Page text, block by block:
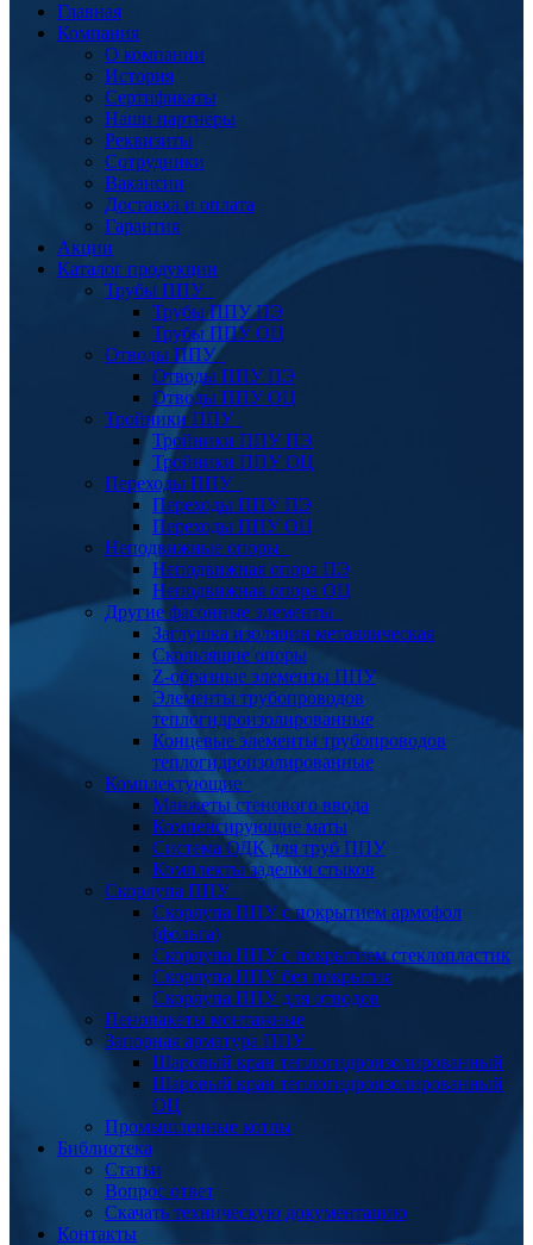
Главная
Компания
О компании
История
Сертификаты
Наши партнеры
Реквизиты
Сотрудники
Вакансии
Доставка и оплата
Гарантия
Акции
Каталог продукции
Трубы ППУ
Трубы ППУ ПЭ
Трубы ППУ ОЦ
Отводы ППУ
Отводы ППУ ПЭ
Отводы ППУ ОЦ
Тройники ППУ
Тройники ППУ ПЭ
Тройники ППУ ОЦ
Переходы ППУ
Переходы ППУ ПЭ
Переходы ППУ ОЦ
Неподвижные опоры
Неподвижная опора ПЭ
Неподвижная опора ОЦ
Другие фасонные элементы
Заглушка изоляции металлическая
Скользящие опоры
Z-образные элементы ППУ
Элементы трубопроводов
теплогидроизолированные
Концевые элементы трубопроводов
теплогидроизолированные
Комплектующие
Манжеты стенового ввода
Компенсирующие маты
Система ОДК для труб ППУ
Комплекты заделки стыков
Скорлупа ППУ
Скорлупа ППУ с покрытием армофол
(фольга)
Скорлупа ППУ с покрытием стеклопластик
Скорлупа ППУ без покрытия
Скорлупа ППУ для отводов
Пенопакеты монтажные
Запорная арматура ППУ
Шаровый кран теплогидроизолированный
Шаровый кран теплогидроизолированный
ОЦ
Промышленные котлы
Библиотека
Статьи
Вопрос ответ
Скачать техническую документацию
Контакты